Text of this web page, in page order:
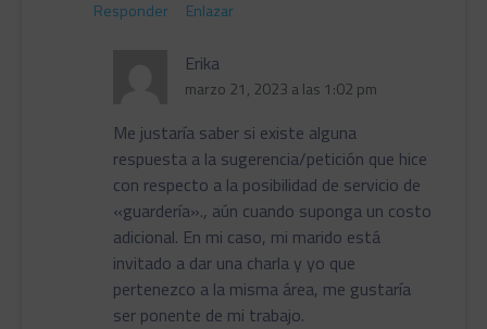
Responder Enlazar
Erika
marzo 21, 2023 a las 1:02 pm
Me justaría saber si existe alguna
respuesta a la sugerencia/petición que hice
con respecto a la posibilidad de servicio de
«guardería»., aún cuando suponga un costo
adicional. En mi caso, mi marido está
invitado a dar una charla y yo que
pertenezco a la misma área, me gustaría
ser ponente de mi trabajo.